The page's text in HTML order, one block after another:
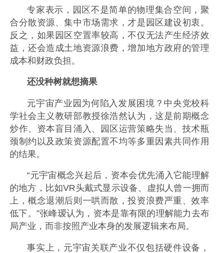
专家表示，园区不是简单的物理集合空间，聚
合分散资源、集中市场需求，才是园区建设初衷。
反之，如果园区空置率较高，不仅无法产生经济效
益，还会造成土地资源浪费，增加地方政府的管理
成本和财政负担。
还没种树就想摘果
元宇宙产业园为何陷入发展困境？中央党校科
学社会主义教研部教授徐浩然认为，这是前期概念
炒作、资本盲目涌入、园区运营策略失当、技术瓶
颈制约以及政策资源配置不均等多重因素共同作用
的结果。
“元宇宙概念兴起后，资本会优先涌入它能理解
的地方，比如VR头戴式显示设备、虚拟人曾一拥而
上，概念退潮后则一哄而散，投资浪费严重、效率
低下。”张峰瑷认为，资本是靠有限的理解能力去布
局产业，而非按照产业本身的发展逻辑来布局。
事实上，元宇宙关联产业不仅包括硬件设备，